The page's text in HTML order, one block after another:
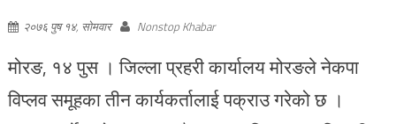
२०७६ पुष १४, सोमवार Nonstop Khabar
मोरङ, १४ पुस । जिल्ला प्रहरी कार्यालय मोरङले नेकपा
विप्लव समूहका तीन कार्यकर्तालाई पक्राउ गरेको छ ।